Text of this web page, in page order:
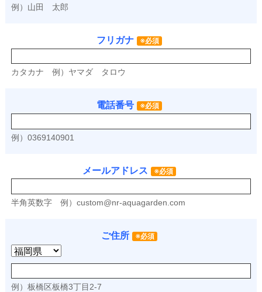
例）山田 太郎
フリガナ ※必須
カタカナ 例）ヤマダ タロウ
電話番号 ※必須
例）0369140901
メールアドレス ※必須
半角英数字例） custom@nr-aquagarden.com
ご住所 ※必須
例）板橋区板橋3丁目2-7